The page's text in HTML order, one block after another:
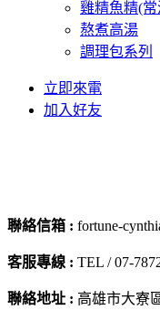
雞精魚精(常
熬煮高湯
調理包系列
立即來電
加入好友
聯絡信箱 : fortune-
客服專線 : TEL / 07-
聯絡地址 : 高雄市大寮